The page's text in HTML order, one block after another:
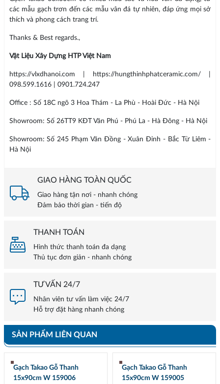
các mẫu gạch trơn đến các mẫu vân đá tự nhiên, đáp ứng mọi sở
thích và phong cách trang trí.
Thanks & Best regards.,
Vật Liệu Xây Dựng HTP Việt Nam
https://vlxdhanoi.com | https://hungthinhphatceramic.com/ |
098.599.1616 | 0901.724.247
Office : Số 18C ngõ 3 Hoa Thám - La Phù - Hoài Đức - Hà Nội
Showroom: Số 26TT9 KĐT Văn Phú - Phú La - Hà Đông - Hà Nội
Showroom: Số 245 Phạm Văn Đồng - Xuân Đỉnh - Bắc Từ Liêm -
Hà Nội
GIAO HÀNG TOÀN QUỐC
Giao hàng tận nơi - nhanh chóng
Đảm bảo thời gian - tiến độ
THANH TOÁN
Hình thức thanh toán đa dạng
Thủ tục đơn giản - nhanh chóng
TƯ VẤN 24/7
Nhân viên tư vấn làm việc 24/7
Hỗ trợ đặt hàng nhanh chóng
SẢN PHẨM LIÊN QUAN
Gạch Takao Gỗ Thanh
15x90cm W 159006
Gạch Takao Gỗ Thanh
15x90cm W 159005